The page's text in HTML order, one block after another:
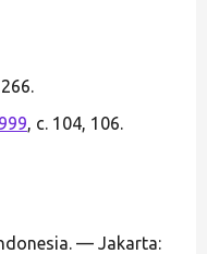
, с. 104, 106.
— Jakarta: